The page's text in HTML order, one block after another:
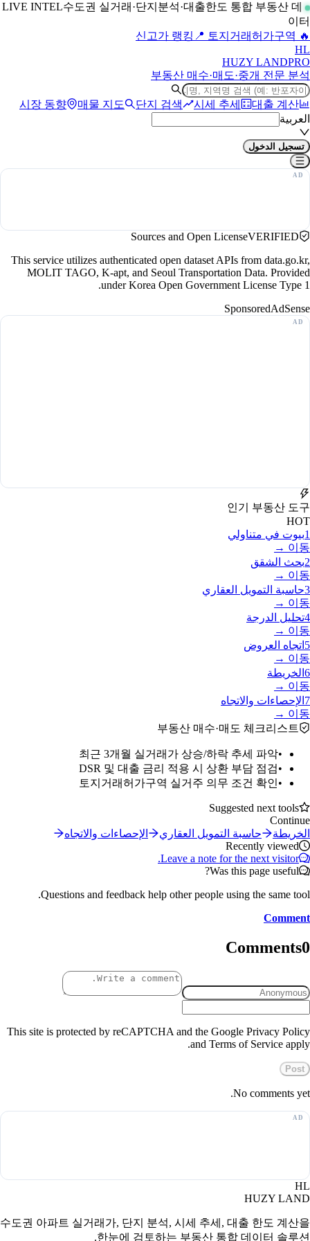
LIVE INTEL
수도권 실거래·단지분석·대출한도 통합 부동산 데
이터
🔥 신고가 랭킹
📍 토지거래허가구역
HL
HUZY LANDPRO
부동산 매수·매도·중개 전문 분석
시장 동향 매물 지도 단지 검색 시세 추세
대출 계산
العربية
تسجيل الدخول
Sources and Open LicenseVERIFIED
This service utilizes authenticated open dataset APIs from data.go.kr,
MOLIT TAGO, K-apt, and Seoul Transportation Data. Provided
under Korea Open Government License Type 1.
SponsoredAdSense
인기 부동산 도구
HOT
1بيوت في متناولي
이동 →
2بحث الشقق
이동 →
3حاسبة التمويل العقاري
이동 →
4تحليل الدرجة
이동 →
5 اتجاه العروض
이동 →
6 الخريطة
이동 →
7 الإحصاءات والاتجاه
이동 →
부동산 매수·매도 체크리스트
•
최근 3개월 실거래가 상승/하락 추세 파악
•
DSR 및 대출 금리 적용 시 상환 부담 점검
•
토지거래허가구역 실거주 의무 조건 확인
Suggested next tools
Continue
الخريطة
حاسبة التمويل العقاري
الإحصاءات والاتجاه
Recently viewed
Leave a note for the next visitor.
Was this page useful?
Questions and feedback help other people using the same tool.
Comment
Comments0
This site is protected by reCAPTCHA and the Google Privacy Policy
and Terms of Service apply.
Post
No comments yet.
HL
HUZY LAND
수도권 아파트 실거래가, 단지 분석, 시세 추세, 대출 한도 계산을
한눈에 검토하는 부동산 통합 데이터 솔루션.